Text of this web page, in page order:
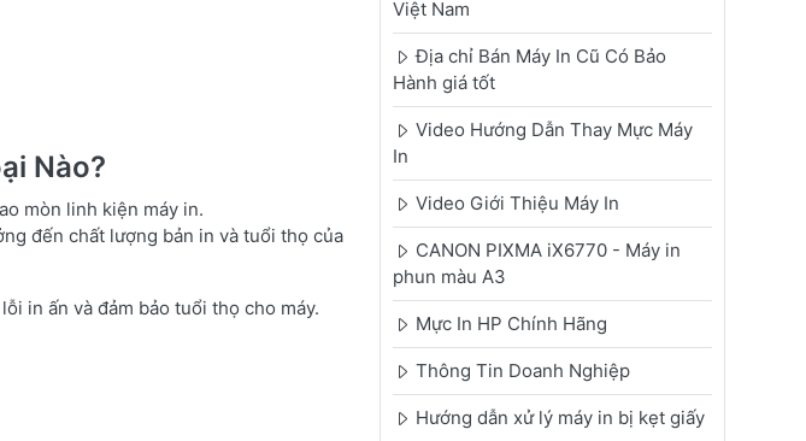
Nào?
mòn linh kiện máy in.
đến chất lượng bản in và tuổi thọ của
in ấn và đảm bảo tuổi thọ cho máy.
Việt Nam
Địa chỉ Bán Máy In Cũ Có Bảo
Hành giá tốt
Video Hướng Dẫn Thay Mực Máy
In
Video Giới Thiệu Máy In
CANON PIXMA iX6770 - Máy in
phun màu A3
Mực In HP Chính Hãng
Thông Tin Doanh Nghiệp
Hướng dẫn xử lý máy in bị kẹt giấy